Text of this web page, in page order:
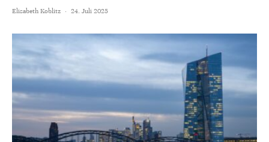
Elisabeth Koblitz · 24. Juli 2025